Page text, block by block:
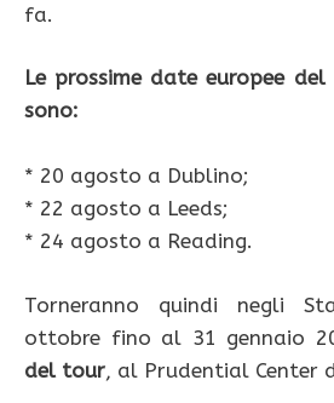
fa.
Le prossime date europee
sono:
* 20 agosto a Dublino;
* 22 agosto a Leeds;
* 24 agosto a Reading.
Torneranno quindi negli
ottobre fino al 31 gennaio
del tour, al Prudential Center